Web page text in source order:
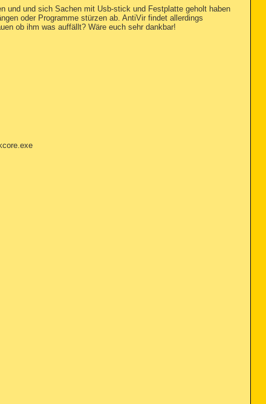
und und sich Sachen mit Usb-stick und Festplatte geholt haben
oder Programme stürzen ab. AntiVir findet allerdings
ob ihm was auffällt? Wäre euch sehr dankbar!